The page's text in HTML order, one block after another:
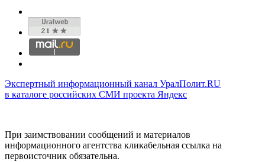
Экспертный информационный канал УралПолит.RU
в каталоге российских СМИ проекта Яндекс
При заимствовании сообщений и материалов
информационного агентства кликабельная ссылка на
первоисточник обязательна.